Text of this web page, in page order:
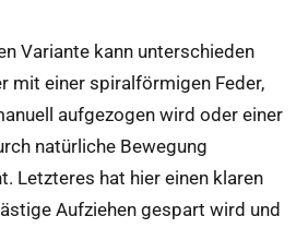
Variante kann unterschieden
mit einer spiralförmigen Feder,
aufgezogen wird oder einer
natürliche Bewegung
Letzteres hat hier einen klaren
Aufziehen gespart wird und